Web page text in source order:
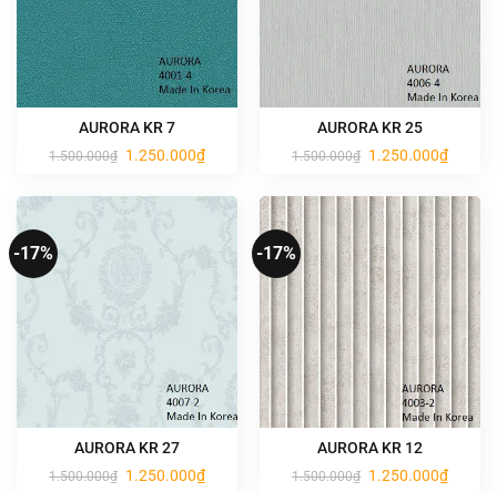
AURORA KR 7
1.500.000₫ Giá
1.500.000₫.
1.250.000₫Giá
hiện
là:
1.250.000₫.
AURORA KR 25
1.500.000₫ Giá
1.500.000₫.
1.250.000₫Giá
hiện
là:
-17%
AURORA KR 27
1.500.000₫ Giá
1.250.000₫Giá
hiện
-17%
AURORA KR 12
1.500.000₫ Giá
1.250.000₫Giá
hiện